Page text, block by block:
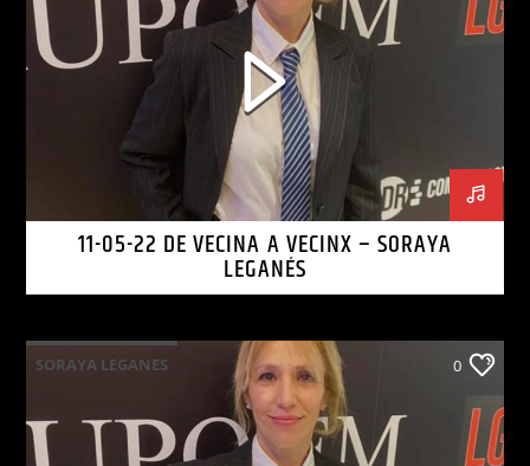
11-05-22 DE VECINA A VECINX – SORAYA
LEGANÉS
SORAYA LEGANES 0